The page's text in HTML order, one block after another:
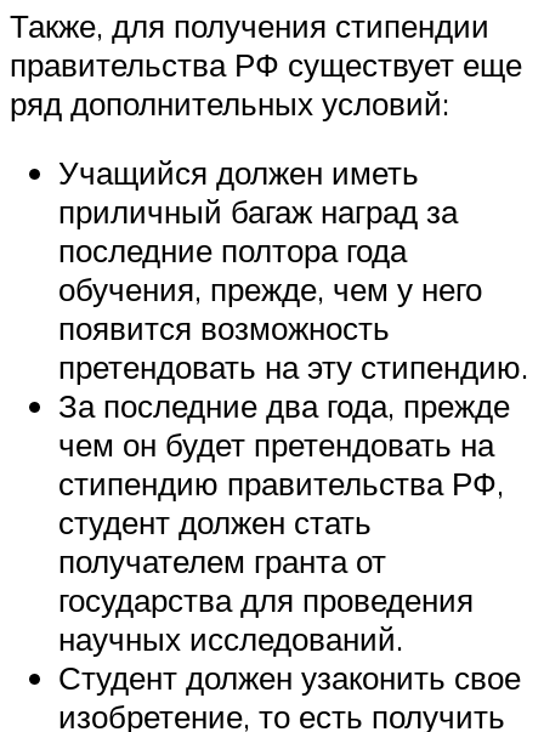
Также, для получения стипендии
правительства РФ существует еще
ряд дополнительных условий:
Учащийся должен иметь
приличный багаж наград за
последние полтора года
обучения, прежде, чем у него
появится возможность
претендовать на эту стипендию.
За последние два года, прежде
чем он будет претендовать на
стипендию правительства РФ,
студент должен стать
получателем гранта от
государства для проведения
научных исследований.
Студент должен узаконить свое
изобретение, то есть получить